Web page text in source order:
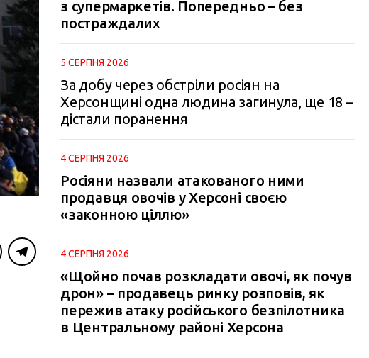
з супермаркетів. Попередньо – без
постраждалих
5 СЕРПНЯ 2026
За добу через обстріли росіян на
Херсонщині одна людина загинула, ще 18 –
дістали поранення
4 СЕРПНЯ 2026
Росіяни назвали атакованого ними
продавця овочів у Херсоні своєю
«законною ціллю»
4 СЕРПНЯ 2026
«Щойно почав розкладати овочі, як почув
дрон» – продавець ринку розповів, як
пережив атаку російського безпілотника
в Центральному районі Херсона